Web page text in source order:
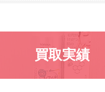
買取実績